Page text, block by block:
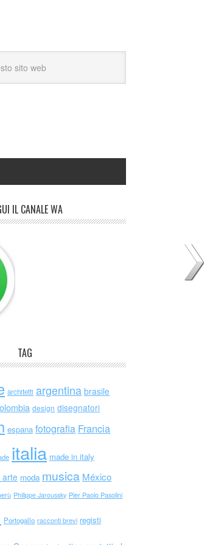
IL CANALE WA
TAG
architetti argentina brasile
design disegnatori
espana fotografia Francia
italia made in italy
arte moda musica México
Philippe Jaroussky Pier Paolo Pasolini
Portogallo racconti brevi registi